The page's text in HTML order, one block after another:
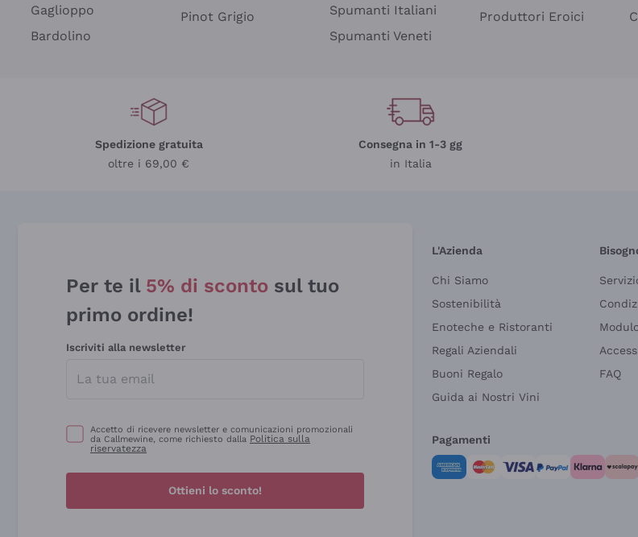
Gaglioppo
Bardolino
Pinot Grigio
Spumanti Italiani
Spumanti Veneti
Produttori Eroici
Spedizione gratuita
oltre i 69,00 €
Consegna in 1-3 gg
in Italia
Per te il 5% di sconto sul tuo
primo ordine!
Iscriviti alla newsletter
Accetto di ricevere newsletter e comunicazioni promozionali
da Callmewine, come richiesto dalla Politica sulla
riservatezza
Ottieni lo sconto!
L'Azienda
Chi Siamo
Sostenibilità
Enoteche e Ristoranti
Regali Aziendali
Buoni Regalo
Guida ai Nostri Vini
FAQ
Pagamenti